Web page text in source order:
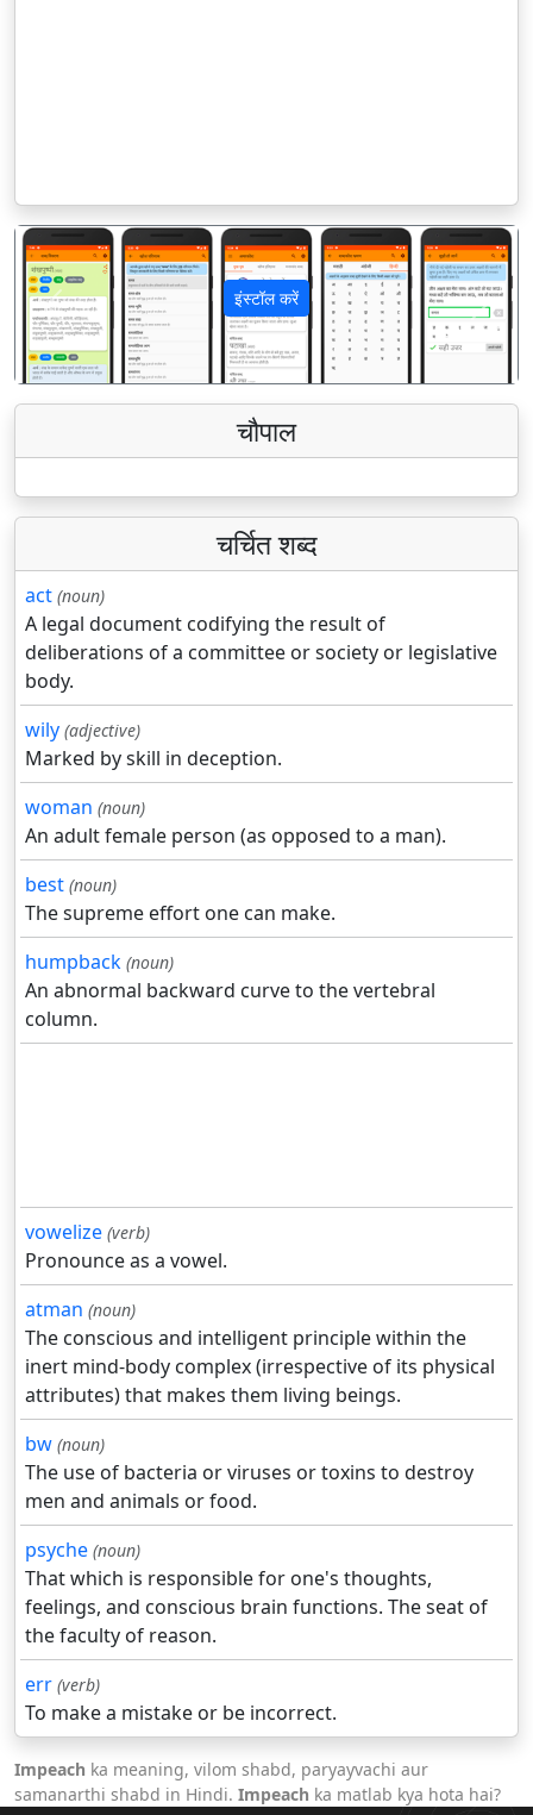
इंस्टॉल करें
पिछला अगला
चौपाल
चर्चित शब्द
act (noun)
A legal document codifying the result of
deliberations of a committee or society or legislative
body.
wily (adjective)
Marked by skill in deception.
woman (noun)
An adult female person (as opposed to a man).
best (noun)
The supreme effort one can make.
humpback (noun)
An abnormal backward curve to the vertebral
column.
vowelize (verb)
Pronounce as a vowel.
atman (noun)
The conscious and intelligent principle within the
inert mind-body complex (irrespective of its physical
attributes) that makes them living beings.
bw (noun)
The use of bacteria or viruses or toxins to destroy
men and animals or food.
psyche (noun)
That which is responsible for one's thoughts,
feelings, and conscious brain functions. The seat of
the faculty of reason.
err (verb)
To make a mistake or be incorrect.
Impeach ka meaning, vilom shabd, paryayvachi aur
samanarthi shabd in Hindi. Impeach ka matlab kya hota hai?